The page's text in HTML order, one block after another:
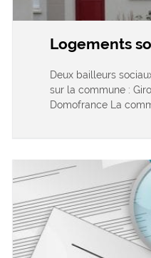
Logements
Deux bailleurs
sur la commune :
Domofrance La